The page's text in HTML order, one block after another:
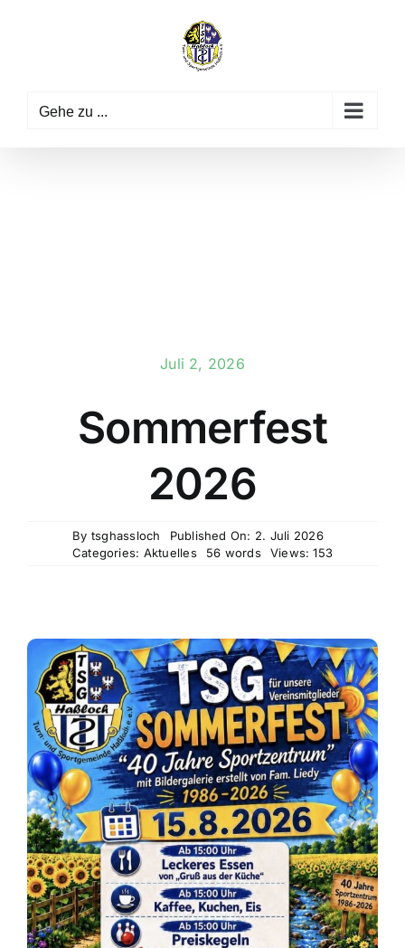
Gehe zu ...
Juli 2, 2026
Sommerfest
2026
By tsghassloch
Published On: 2. Juli 2026
Categories: Aktuelles 56 words Views: 153